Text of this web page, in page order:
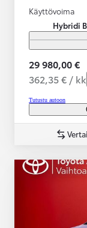
Käyttövoima
Hybridi
29 980,00 €
362,35 € / kk
Tutustu autoon